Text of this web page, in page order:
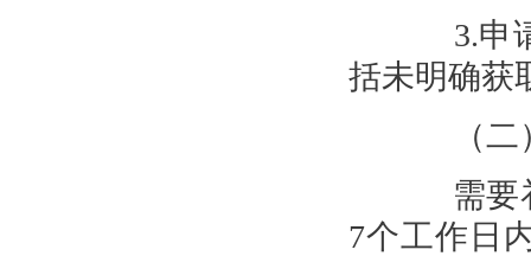
3.申请
括未明确获
（二
需要补
7个工作日